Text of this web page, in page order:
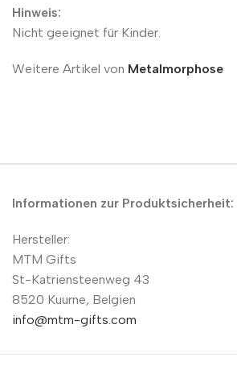
Hinweis:
Nicht geeignet für Kinder.
Weitere Artikel von Metalmorphose
Informationen zur Produktsicherheit:
Hersteller:
MTM Gifts
St-Katriensteenweg 43
8520 Kuurne, Belgien
info@mtm-gifts.com